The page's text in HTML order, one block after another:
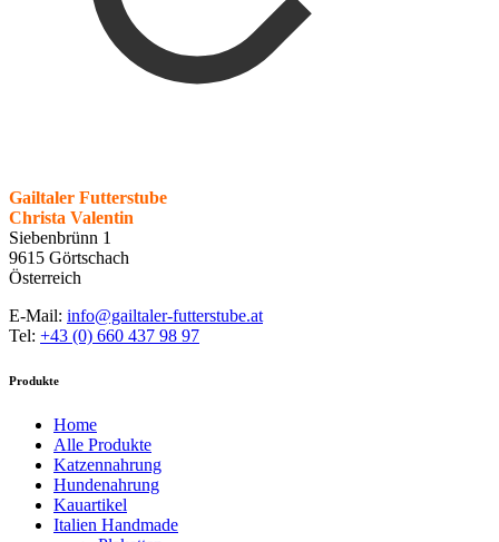
Gailtaler Futterstube
Christa Valentin
Siebenbrünn 1
9615 Görtschach
Österreich
E-Mail: info@gailtaler-futterstube.at
Tel: +43 (0) 660 437 98 97
Produkte
Home
Alle Produkte
Katzennahrung
Hundenahrung
Kauartikel
Italien Handmade